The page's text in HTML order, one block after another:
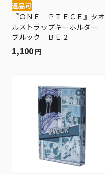
返品可
『ＯＮＥ ＰＩＥＣＥ』タオ
ルストラップキーホルダー
ブルック ＢＥ２
1,100 円